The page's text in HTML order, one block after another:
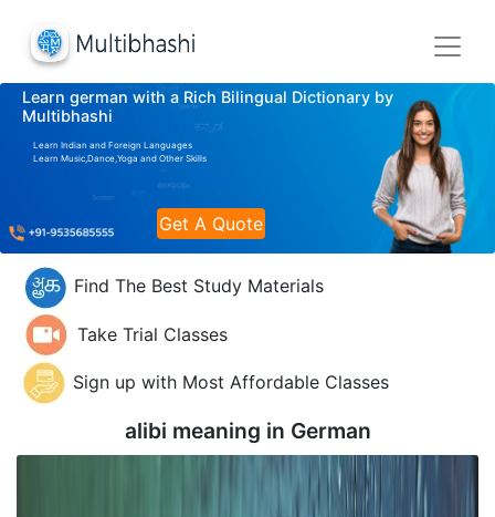
Learn german with a Rich Bilingual Dictionary by
Multibhashi
Learn Indian and Foreign Languages
Learn Music,Dance,Yoga and Other Skills
Get A Quote
Find The Best Study Materials
Take Trial Classes
Sign up with Most Affordable Classes
alibi meaning in German